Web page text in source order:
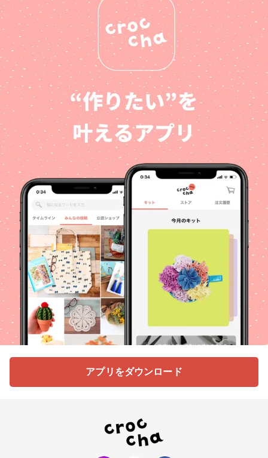
アプリをダウンロード